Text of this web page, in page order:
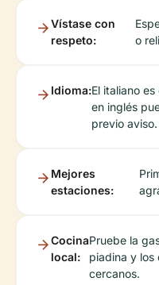
Vístase con
respeto:
o
Idioma:El italiano
en inglés
previo aviso.
Mejores
estaciones:
Cocina
local:
Pruebe la
piadina y los
cercanos.